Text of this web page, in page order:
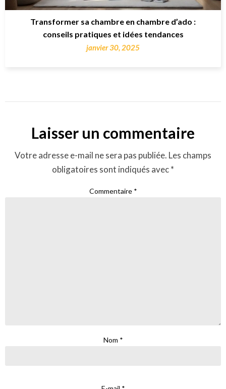
Transformer sa chambre en chambre d’ado :
conseils pratiques et idées tendances
janvier 30, 2025
Laisser un commentaire
Votre adresse e-mail ne sera pas publiée. Les champs
obligatoires sont indiqués avec*
Commentaire *
Nom *